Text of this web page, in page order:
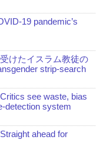
19 pandemic’s
けたイスラム教徒の
strip-search
see waste, bias
detection system
ahead for